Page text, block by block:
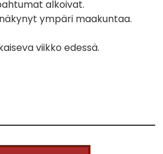
alkoivat.
ympäri maakuntaa.
viikko edessä.